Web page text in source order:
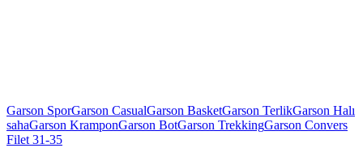
Garson SporGarson CasualGarson BasketGarson TerlikGarson Halı
sahaGarson KramponGarson BotGarson TrekkingGarson Convers
Filet 31-35